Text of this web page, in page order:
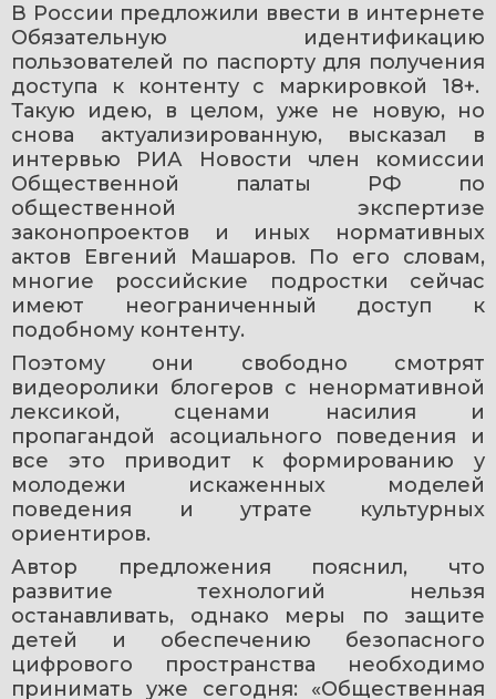
В России предложили ввести в интернете
Обязательную идентификацию
пользователей по паспорту для получения
доступа к контенту с маркировкой 18+.
Такую идею, в целом, уже не новую, но
снова актуализированную, высказал в
интервью РИА Новости член комиссии
Общественной палаты РФ по
общественной экспертизе
законопроектов и иных нормативных
актов Евгений Машаров. По его словам,
многие российские подростки сейчас
имеют неограниченный доступ к
подобному контенту.
Поэтому они свободно смотрят
видеоролики блогеров с ненормативной
лексикой, сценами насилия и
пропагандой асоциального поведения и
все это приводит к формированию у
молодежи искаженных моделей
поведения и утрате культурных
ориентиров.
Автор предложения пояснил, что
развитие технологий нельзя
останавливать, однако меры по защите
детей и обеспечению безопасного
цифрового пространства необходимо
принимать уже сегодня: «Общественная